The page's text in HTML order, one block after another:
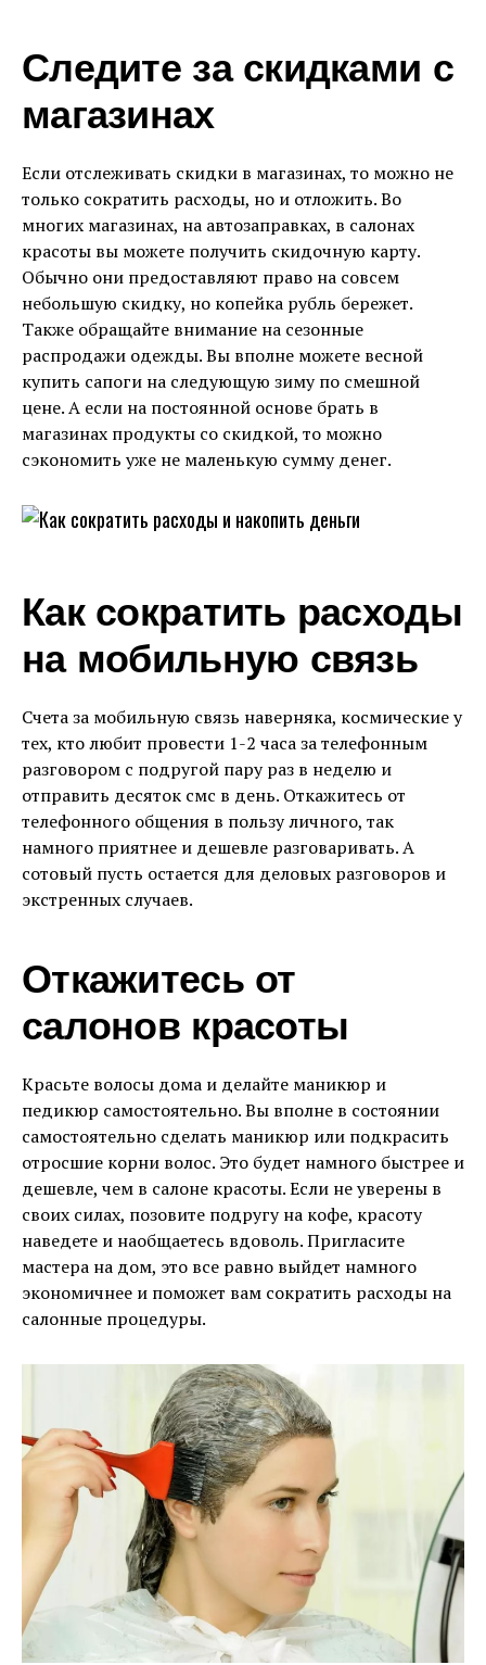
Следите за скидками с
магазинах
Если отслеживать скидки в магазинах, то можно не
только сократить расходы, но и отложить. Во
многих магазинах, на автозаправках, в салонах
красоты вы можете получить скидочную карту.
Обычно они предоставляют право на совсем
небольшую скидку, но копейка рубль бережет.
Также обращайте внимание на сезонные
распродажи одежды. Вы вполне можете весной
купить сапоги на следующую зиму по смешной
цене. А если на постоянной основе брать в
магазинах продукты со скидкой, то можно
сэкономить уже не маленькую сумму денег.
Как сократить расходы
на мобильную связь
Счета за мобильную связь наверняка, космические у
тех, кто любит провести 1-2 часа за телефонным
разговором с подругой пару раз в неделю и
отправить десяток смс в день. Откажитесь от
телефонного общения в пользу личного, так
намного приятнее и дешевле разговаривать. А
сотовый пусть остается для деловых разговоров и
экстренных случаев.
Откажитесь от
салонов красоты
Красьте волосы дома и делайте маникюр и
педикюр самостоятельно. Вы вполне в состоянии
самостоятельно сделать маникюр или подкрасить
отросшие корни волос. Это будет намного быстрее и
дешевле, чем в салоне красоты. Если не уверены в
своих силах, позовите подругу на кофе, красоту
наведете и наобщаетесь вдоволь. Пригласите
мастера на дом, это все равно выйдет намного
экономичнее и поможет вам сократить расходы на
салонные процедуры.